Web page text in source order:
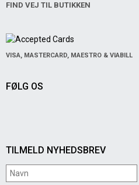
FIND VEJ TIL BUTIKKEN
TILMELD NYHEDSBREV
FØLG OS
VISA, MASTERCARD, MAESTRO & VIABILL